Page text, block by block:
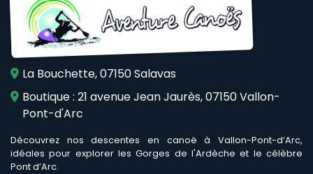
La Bouchette, 07150 Salavas
Boutique : 21 avenue Jean Jaurès, 07150 Vallon-
Pont-d'Arc
Découvrez nos descentes en canoë à Vallon-Pont-d’Arc,
idéales pour explorer les Gorges de l'Ardèche et le célèbre
Pont d’Arc.